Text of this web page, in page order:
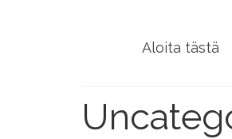
Aloita tästä